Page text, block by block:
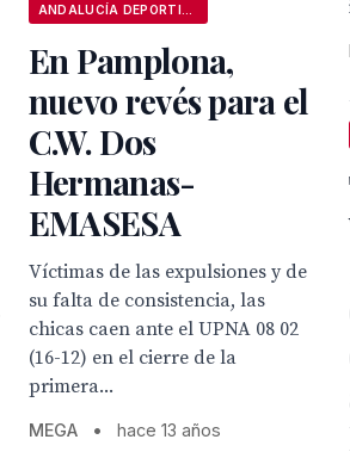
En Pamplona,
nuevo revés para el
C.W. Dos
Hermanas-
EMASESA
Víctimas de las expulsiones y de
su falta de consistencia, las
chicas caen ante el UPNA 08 02
(16-12) en el cierre de la
primera...
MEGA • hace 13 años